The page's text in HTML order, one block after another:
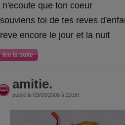
n'ecoute que ton coeur
souviens toi de tes reves
reve encore le jour et la nuit
lire la suite
amitie.
publié le 03/09/2008 à 23:50